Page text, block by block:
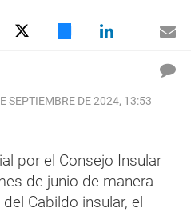
SEPTIEMBRE DE 2024, 13:53
por el Consejo Insular
de junio de manera
Cabildo insular, el